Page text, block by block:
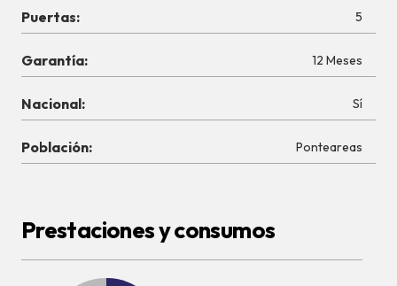
Puertas: 5
Garantía: 12 Meses
Nacional: Sí
Población: Ponteareas
Prestaciones y consumos